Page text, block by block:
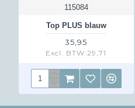
115084
Top PLUS blauw
35,95
Excl. BTW:29,71